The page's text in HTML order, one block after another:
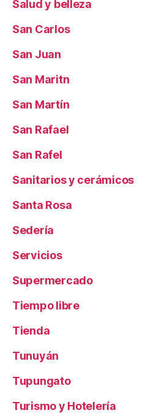
Salud y belleza
San Carlos
San Juan
San Maritn
San Martín
San Rafael
San Rafel
Sanitarios y cerámicos
Santa Rosa
Sedería
Servicios
Supermercado
Tiempo libre
Tienda
Tunuyán
Tupungato
Turismo y Hotelería